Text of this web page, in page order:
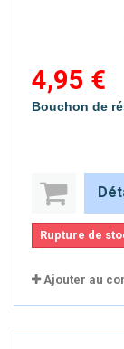
4,95 €
Bouchon de
Rupture de
Ajouter au